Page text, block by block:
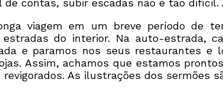
contas, subir escadas não é tão
viagem em um breve período de
do interior. Na auto-estrada,
e paramos nos seus restaurantes e
Assim, achamos que estamos
As ilustrações dos sermões